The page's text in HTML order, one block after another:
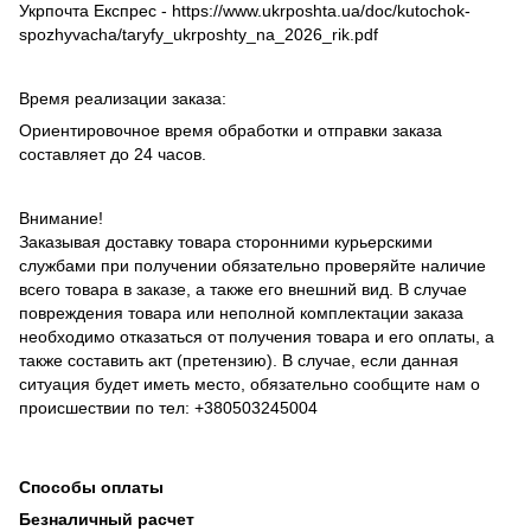
Укрпочта Експрес - https://www.ukrposhta.ua/doc/kutochok-
spozhyvacha/taryfy_ukrposhty_na_2026_rik.pdf
Время реализации заказа:
Ориентировочное время обработки и отправки заказа
составляет до 24 часов.
Внимание!
Заказывая доставку товара сторонними курьерскими
службами при получении обязательно проверяйте наличие
всего товара в заказе, а также его внешний вид. В случае
повреждения товара или неполной комплектации заказа
необходимо отказаться от получения товара и его оплаты, а
также составить акт (претензию). В случае, если данная
ситуация будет иметь место, обязательно сообщите нам о
происшествии по тел: +380503245004
Способы оплаты
Безналичный расчет